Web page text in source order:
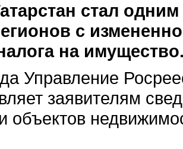
стал
с
на
Управление
заявителям
объектов